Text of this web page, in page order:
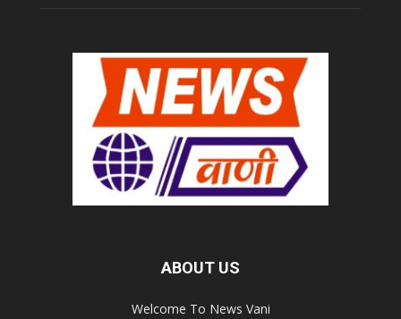
ABOUT US
Welcome To News Vani